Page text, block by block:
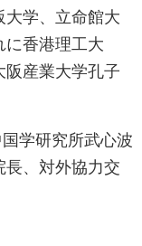
大学、立命館大
に香港理工大
阪産業大学孔子
学研究所武心波
長、対外協力交